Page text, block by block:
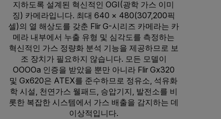
지하도록 설계된 혁신적인 OGI(광학 가스 이미
징) 카메라입니다. 최대 640 × 480(307,200픽
셀)의 열 해상도를 갖춘 Flir G-시리즈 카메라는 카
메라 내부에서 누출 유형 및 심각도를 측정하는
혁신적인 가스 정량화 분석 기능을 제공하므로 보
조 장치가 필요하지 않습니다. 모든 모델이
OOOOa 인증을 받았을 뿐만 아니라 Flir Gx320
및 Gx620은 ATEX를 준수하므로 정유소, 석유화
학 시설, 천연가스 웰패드, 승압기지, 발전소를 비
롯한 복잡한 시스템에서 가스 배출을 감지하는 데
이상적입니다.